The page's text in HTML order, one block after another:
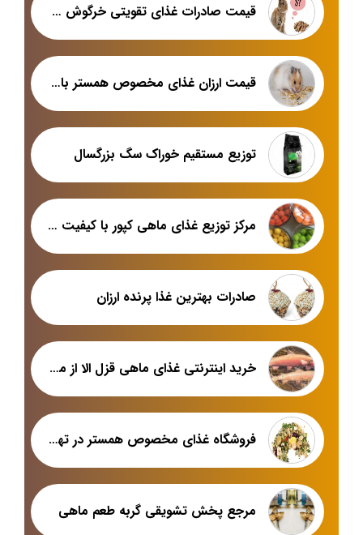
قیمت صادرات غذای تقویتی خرگوش در تهران
قیمت ارزان غذای مخصوص همستر با خرید عمده
توزیع مستقیم خوراک سگ بزرگسال
مرکز توزیع غذای ماهی کپور با کیفیت عالی در بازار تبریز
صادرات بهترین غذا پرنده ارزان
خرید اینترنتی غذای ماهی قزل الا از معتبرترین فروشگاه
فروشگاه غذای مخصوص همستر در تهران
مرجع پخش تشویقی گربه طعم ماهی